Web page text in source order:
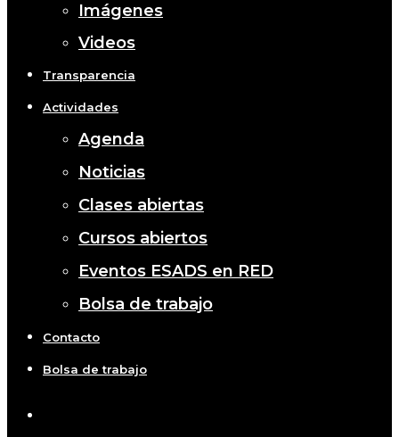
Imágenes
Videos
Transparencia
Actividades
Agenda
Noticias
Clases abiertas
Cursos abiertos
Eventos ESADS en RED
Bolsa de trabajo
Contacto
Bolsa de trabajo